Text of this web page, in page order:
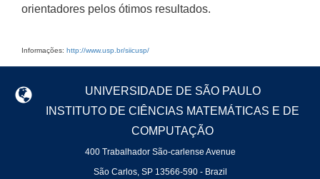
orientadores pelos ótimos resultados.
Informações: http://www.usp.br/siicusp/
UNIVERSIDADE DE SÃO PAULO
INSTITUTO DE CIÊNCIAS MATEMÁTICAS E DE
COMPUTAÇÃO
400 Trabalhador São-carlense Avenue
São Carlos, SP 13566-590 - Brazil